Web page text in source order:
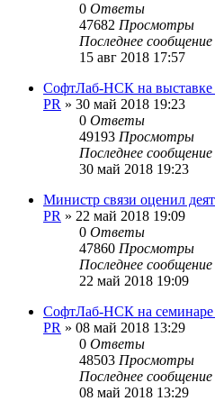
0 Ответы
47682 Просмотры
Последнее сообщение
15 авг 2018 17:57
СофтЛаб-НСК на выставке
PR » 30 май 2018 19:23
0 Ответы
49193 Просмотры
Последнее сообщение
30 май 2018 19:23
Министр связи оценил
PR » 22 май 2018 19:09
0 Ответы
47860 Просмотры
Последнее сообщение
22 май 2018 19:09
СофтЛаб-НСК на семинаре
PR » 08 май 2018 13:29
0 Ответы
48503 Просмотры
Последнее сообщение
08 май 2018 13:29